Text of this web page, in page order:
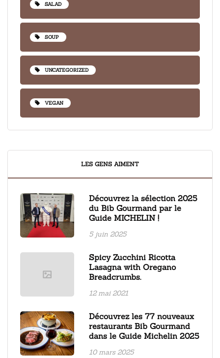
SALAD
SOUP
UNCATEGORIZED
VEGAN
LES GENS AIMENT
Découvrez la sélection 2025
du Bib Gourmand par le
Guide MICHELIN !
5 juin 2025
Spicy Zucchini Ricotta
Lasagna with Oregano
Breadcrumbs.
12 mai 2021
Découvrez les 77 nouveaux
restaurants Bib Gourmand
dans le Guide Michelin 2025
10 mars 2025